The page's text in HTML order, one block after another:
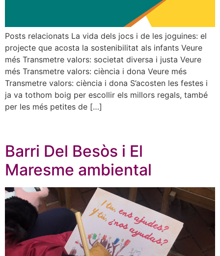
Posts relacionats La vida dels jocs i de les joguines: el
projecte que acosta la sostenibilitat als infants Veure
més Transmetre valors: societat diversa i justa Veure
més Transmetre valors: ciència i dona Veure més
Transmetre valors: ciència i dona S’acosten les festes i
ja va tothom boig per escollir els millors regals, també
per les més petites de […]
Barri Del Besòs i El
Maresme ambiental